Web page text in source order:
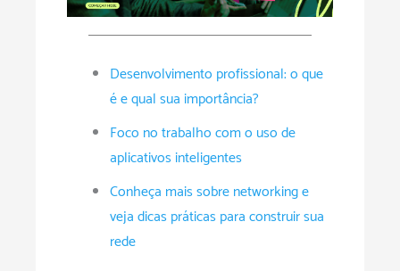
Desenvolvimento profissional: o que
é e qual sua importância?
Foco no trabalho com o uso de
aplicativos inteligentes
Conheça mais sobre networking e
veja dicas práticas para construir sua
rede